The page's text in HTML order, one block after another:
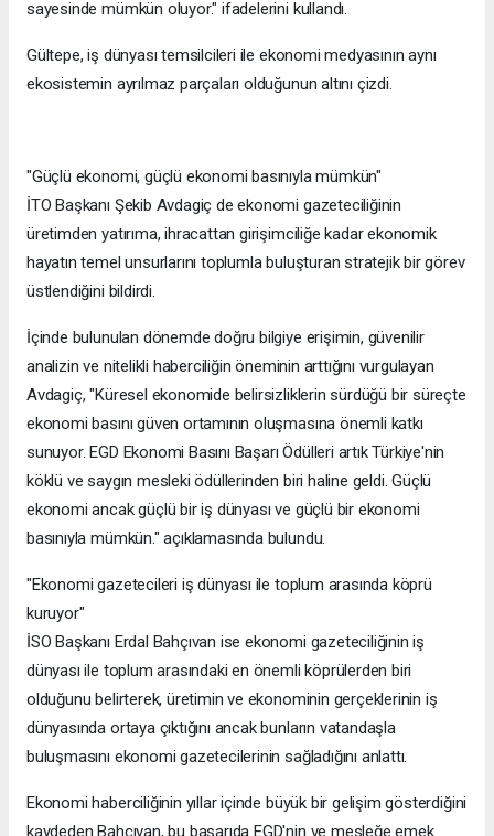
sayesinde mümkün oluyor." ifadelerini kullandı.
Gültepe, iş dünyası temsilcileri ile ekonomi medyasının aynı
ekosistemin ayrılmaz parçaları olduğunun altını çizdi.
"Güçlü ekonomi, güçlü ekonomi basınıyla mümkün"
İTO Başkanı Şekib Avdagiç de ekonomi gazeteciliğinin
üretimden yatırıma, ihracattan girişimciliğe kadar ekonomik
hayatın temel unsurlarını toplumla buluşturan stratejik bir görev
üstlendiğini bildirdi.
İçinde bulunulan dönemde doğru bilgiye erişimin, güvenilir
analizin ve nitelikli haberciliğin öneminin arttığını vurgulayan
Avdagiç, "Küresel ekonomide belirsizliklerin sürdüğü bir süreçte
ekonomi basını güven ortamının oluşmasına önemli katkı
sunuyor. EGD Ekonomi Basını Başarı Ödülleri artık Türkiye'nin
köklü ve saygın mesleki ödüllerinden biri haline geldi. Güçlü
ekonomi ancak güçlü bir iş dünyası ve güçlü bir ekonomi
basınıyla mümkün." açıklamasında bulundu.
"Ekonomi gazetecileri iş dünyası ile toplum arasında köprü
kuruyor"
İSO Başkanı Erdal Bahçıvan ise ekonomi gazeteciliğinin iş
dünyası ile toplum arasındaki en önemli köprülerden biri
olduğunu belirterek, üretimin ve ekonominin gerçeklerinin iş
dünyasında ortaya çıktığını ancak bunların vatandaşla
buluşmasını ekonomi gazetecilerinin sağladığını anlattı.
Ekonomi haberciliğinin yıllar içinde büyük bir gelişim gösterdiğini
kaydeden Bahçıvan, bu başarıda EGD'nin ve mesleğe emek